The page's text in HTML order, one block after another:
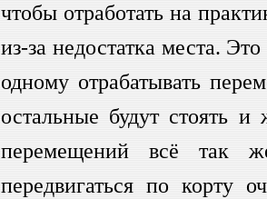
чтобы отработать на
из-за недостатка места.
одному отрабатывать
остальные будут стоять
перемещений всё так
передвигаться по корту